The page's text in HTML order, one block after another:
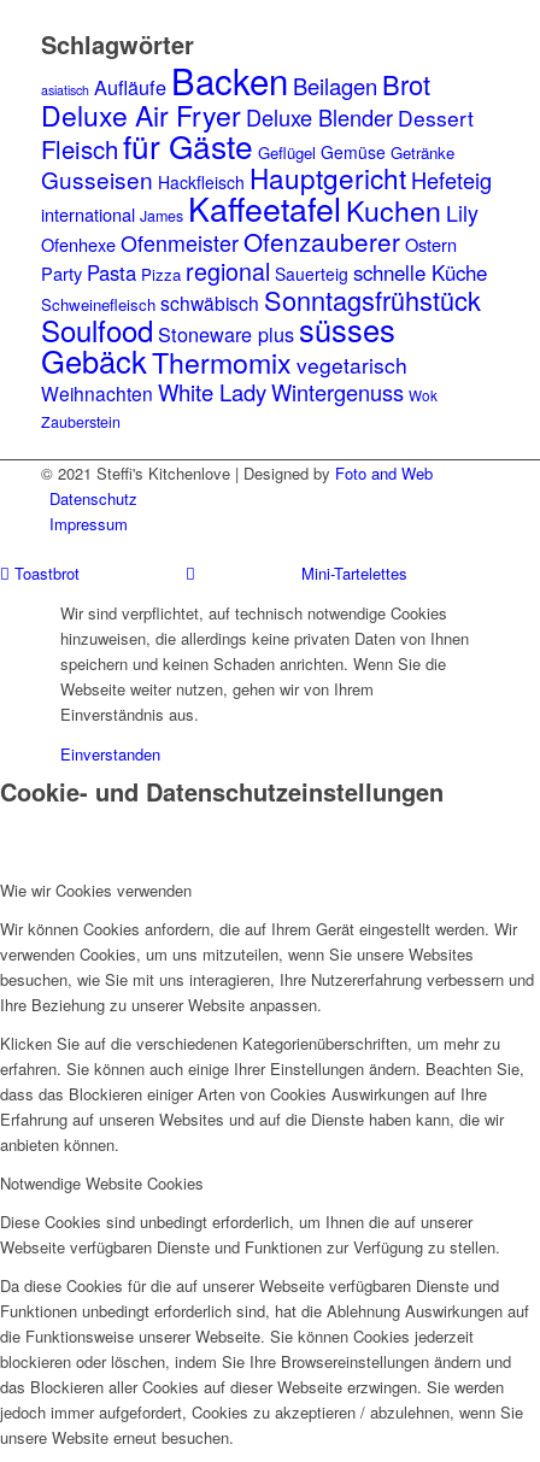
Schlagwörter
asiatisch Aufläufe Backen Beilagen Brot
Deluxe Air Fryer Deluxe Blender Dessert
Fleischfür Gäste Geflügel Gemüse Getränke
Gusseisen Hackfleisch Hauptgericht Hefeteig
international James Kaffeetafel Kuchen Lily
Ofenhexe OfenmeisterOfenzauberer Ostern
Party Pasta Pizza regional Sauerteig schnelle Küche
Schweinefleisch schwäbisch Sonntagsfrühstück
Soulfood Stoneware plus süsses
GebäckThermomix vegetarisch
Weihnachten White LadyWintergenuss Wok
Zauberstein
© 2021 Steffi's Kitchenlove | Designed by Foto and Web
Datenschutz
Impressum
Toastbrot
Mini-Tartelettes
Wir sind verpflichtet, auf technisch notwendige Cookies
hinzuweisen, die allerdings keine privaten Daten von Ihnen
speichern und keinen Schaden anrichten. Wenn Sie die
Webseite weiter nutzen, gehen wir von Ihrem
Einverständnis aus.
Einverstanden
Cookie- und Datenschutzeinstellungen
Wie wir Cookies verwenden
Wir können Cookies anfordern, die auf Ihrem Gerät eingestellt werden. Wir
verwenden Cookies, um uns mitzuteilen, wenn Sie unsere Websites
besuchen, wie Sie mit uns interagieren, Ihre Nutzererfahrung verbessern und
Ihre Beziehung zu unserer Website anpassen.
Klicken Sie auf die verschiedenen Kategorienüberschriften, um mehr zu
erfahren. Sie können auch einige Ihrer Einstellungen ändern. Beachten Sie,
dass das Blockieren einiger Arten von Cookies Auswirkungen auf Ihre
Erfahrung auf unseren Websites und auf die Dienste haben kann, die wir
anbieten können.
Notwendige Website Cookies
Diese Cookies sind unbedingt erforderlich, um Ihnen die auf unserer
Webseite verfügbaren Dienste und Funktionen zur Verfügung zu stellen.
Da diese Cookies für die auf unserer Webseite verfügbaren Dienste und
Funktionen unbedingt erforderlich sind, hat die Ablehnung Auswirkungen auf
die Funktionsweise unserer Webseite. Sie können Cookies jederzeit
blockieren oder löschen, indem Sie Ihre Browsereinstellungen ändern und
das Blockieren aller Cookies auf dieser Webseite erzwingen. Sie werden
jedoch immer aufgefordert, Cookies zu akzeptieren / abzulehnen, wenn Sie
unsere Website erneut besuchen.